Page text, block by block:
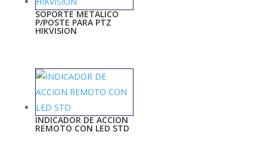
SOPORTE METALICO
P/POSTE PARA PTZ
HIKVISION
INDICADOR DE ACCION
REMOTO CON LED STD